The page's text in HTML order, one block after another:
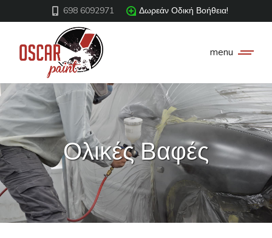
698 6092971 Δωρεάν Οδική Βοήθεια!
menu
Ολικές Βαφές
You are here: